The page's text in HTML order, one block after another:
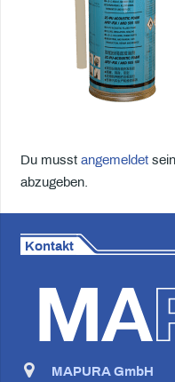
Du musst angemeldet
abzugeben.
Kontakt
MAPURA GmbH